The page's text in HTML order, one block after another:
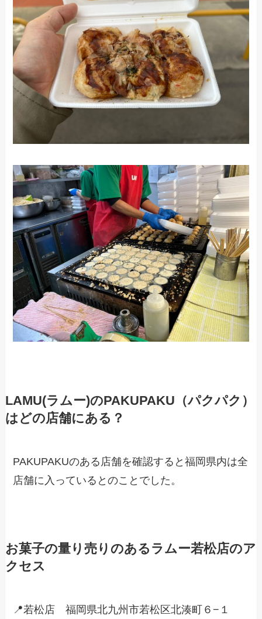
LAMU(ラムー)のPAKUPAKU（パクパク）
はどの店舗にある？
PAKUPAKUのある店舗を確認すると福岡県内は全
店舗に入っているとのことでした。
お菓子の量り売りのあるラムー若松店のア
クセス
📍若松店 福岡県北九州市若松区北湊町６−１